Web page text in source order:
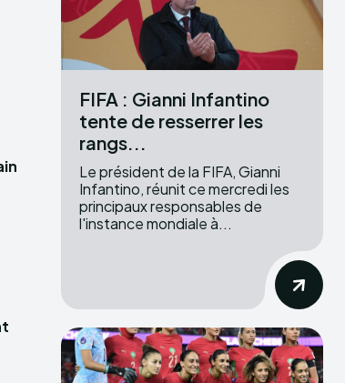
FIFA : Gianni Infantino
tente de resserrer les
rangs...
Le président de la FIFA, Gianni
Infantino, réunit ce mercredi les
principaux responsables de
l'instance mondiale à...